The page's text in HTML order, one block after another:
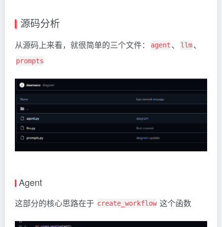
源码分析
从源码上来看，就很简单的三个文件： agent 、 llm、
prompts
Agent
这部分的核心思路在于 create_workflow 这个函数